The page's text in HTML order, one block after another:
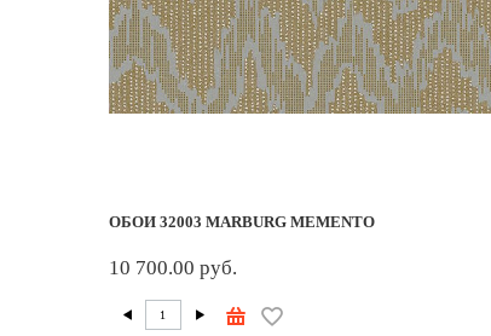
ОБОИ 32003 MARBURG MEMENTO
10 700.00 руб.